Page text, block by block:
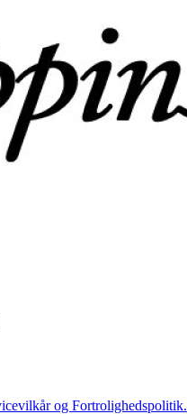
og Fortrolighedspolitik.